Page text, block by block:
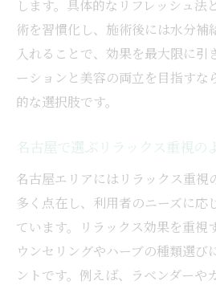
します。具体的なリフレッシュ法
術を習慣化し、施術後には水分補
入れることで、効果を最大限に引
ーションと美容の両立を目指すな
的な選択肢です。
名古屋で選ぶリラックス重視の
名古屋エリアにはリラックス重視
多く点在し、利用者のニーズに応
ています。リラックス効果を重視
ウンセリングやハーブの種類選び
ントです。例えば、ラベンダーや